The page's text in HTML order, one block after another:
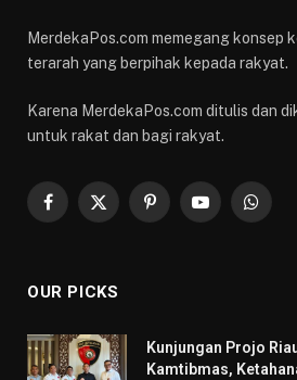
MerdekaPos.com memegang konsep
terarah yang berpihak kepada rakyat.
Karena MerdekaPos.com ditulis dan
untuk rakat dan bagi rakyat.
Facebook
X
PinterestYouTube
OUR PICKS
Kunjungan Projo
Kamtibmas,